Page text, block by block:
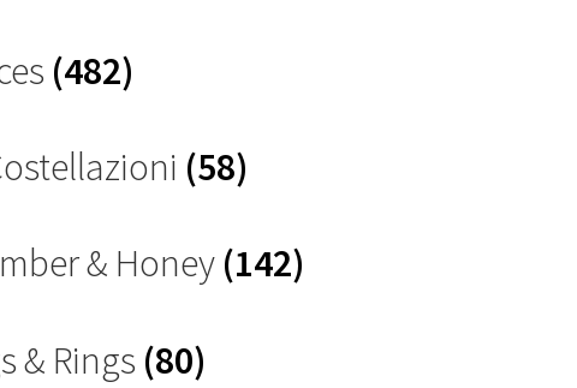
(482)
(58)
& Honey (142)
& Rings (80)